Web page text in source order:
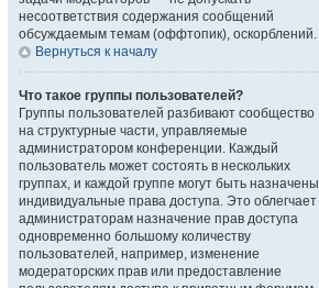
несоответствия содержания сообщений
обсуждаемым темам (оффтопик), оскорблений.
Вернуться к началу
Что такое группы пользователей?
Группы пользователей разбивают сообщество
на структурные части, управляемые
администратором конференции. Каждый
пользователь может состоять в нескольких
группах, и каждой группе могут быть назначены
индивидуальные права доступа. Это облегчает
администраторам назначение прав доступа
одновременно большому количеству
пользователей, например, изменение
модераторских прав или предоставление